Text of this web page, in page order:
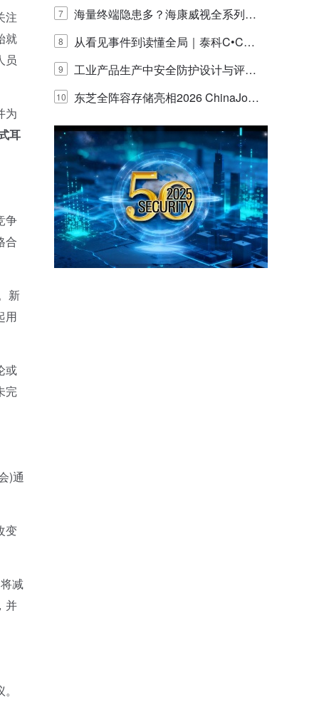
注
就
员
为
耳
争
合
新
用
或
完
)通
变
减
并
E IQ 3.20开启安防运营智能新时代
7
海量终端隐患多？海康威视全系列物
联安全产品，四层守护更放心！
8
从看见事件到读懂全局｜泰科C•CUR
E IQ 3.20开启安防运营智能新时代
9
工业产品生产中安全防护设计与评估
的实践与探讨
10
东芝全阵容存储亮相2026 ChinaJo
y，以海量数据底座赋能“与AI同游”新
体验